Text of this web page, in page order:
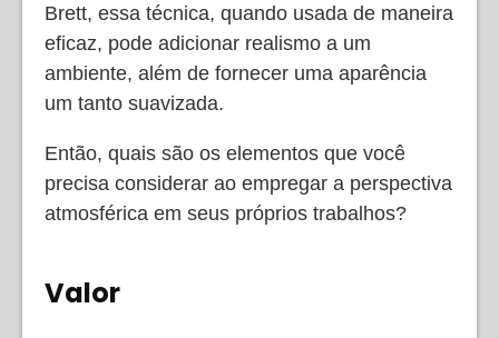
Brett, essa técnica, quando usada de maneira
eficaz, pode adicionar realismo a um
ambiente, além de fornecer uma aparência
um tanto suavizada.
Então, quais são os elementos que você
precisa considerar ao empregar a perspectiva
atmosférica em seus próprios trabalhos?
Valor